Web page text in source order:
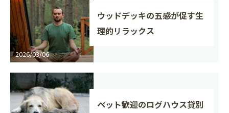
2026/03/06
ウッドデッキの五感が促す生
理的リラックス
ペット歓迎のログハウス貸別